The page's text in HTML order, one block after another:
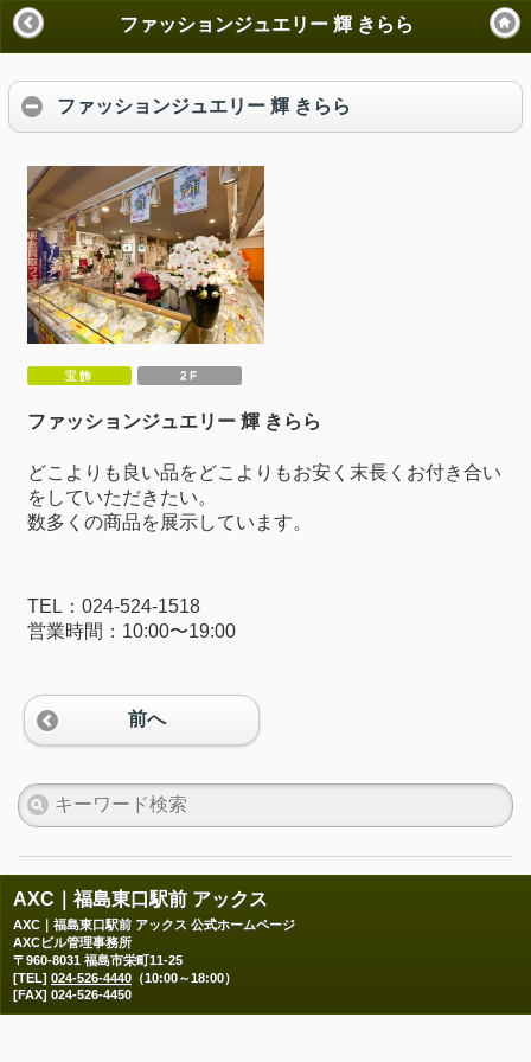
ファッションジュエリー 輝 きらら
ファッションジュエリー 輝 きらら
宝飾 2F
ファッションジュエリー 輝 きらら
どこよりも良い品をどこよりもお安く末長くお付き合い
をしていただきたい。
数多くの商品を展示しています。
TEL：024-524-1518
営業時間：10:00〜19:00
前へ
AXC｜福島東口駅前 アックス
AXC｜福島東口駅前 アックス 公式ホームページ
AXCビル管理事務所
〒960-8031 福島市栄町11-25
[TEL] 024-526-4440 （10:00～18:00）
[FAX] 024-526-4450